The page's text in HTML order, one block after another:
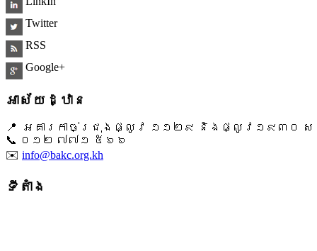
Twitter
RSS
Google+
អាស័យដ្ឋាន
📍 អគារកាច់ជ្រុងផ្លូវ ១១២៩ និងផ្លូវ១៩៣០ ស
📞 ​០១២ ៧៧១ ៥៦៦
✉️ info@bakc.org.kh
ទីតាំង